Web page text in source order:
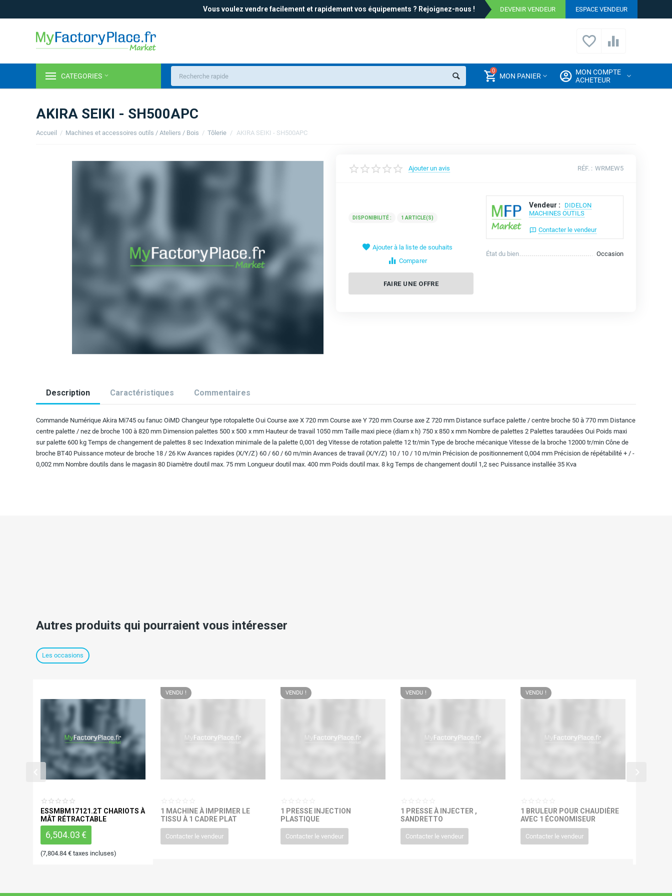
DEVENIR VENDEUR ESPACE VENDEUR
Vous voulez vendre facilement et rapidement vos équipements ? Rejoignez-nous !
CATEGORIES
MON COMPTE
ACHETEUR
0
MON PANIER
AKIRA SEIKI - SH500APC
Accueil / Machines et accessoires outils / Ateliers / Bois / Tôlerie / AKIRA SEIKI - SH500APC
Ajouter un avis RÉF. : WRMEW5
DISPONIBILITÉ : 1 ARTICLE(S)
Ajouter à la liste de souhaits
Comparer
FAIRE UNE OFFRE
Vendeur :
DIDELON
MACHINES OUTILS
Contacter le vendeur
État du bien Occasion
Description Caractéristiques Commentaires
Commande Numérique Akira Mi745 ou fanuc OiMD Changeur type rotopalette Oui Course axe X 720 mm Course axe Y 720 mm Course axe Z 720 mm Distance surface palette / centre broche 50 à 770 mm Distance
centre palette / nez de broche 100 à 820 mm Dimension palettes 500 x 500 x mm Hauteur de travail 1050 mm Taille maxi piece (diam x h) 750 x 850 x mm Nombre de palettes 2 Palettes taraudées Oui Poids maxi
sur palette 600 kg Temps de changement de palettes 8 sec Indexation minimale de la palette 0,001 deg Vitesse de rotation palette 12 tr/min Type de broche mécanique Vitesse de la broche 12000 tr/min Cône de
broche BT40 Puissance moteur de broche 18 / 26 Kw Avances rapides (X/Y/Z) 60 / 60 / 60 m/min Avances de travail (X/Y/Z) 10 / 10 / 10 m/min Précision de positionnement 0,004 mm Précision de répétabilité + / -
0,002 mm Nombre doutils dans le magasin 80 Diamètre doutil max. 75 mm Longueur doutil max. 400 mm Poids doutil max. 8 kg Temps de changement doutil 1,2 sec Puissance installée 35 Kva
Autres produits qui pourraient vous intéresser
Les occasions
ESSMBM17121.2T CHARIOTS À
MÂT RÉTRACTABLE
6,504.03€
(7,804.84 € taxes incluses)
VENDU !
1 MACHINE À IMPRIMER LE
TISSU À 1 CADRE PLAT
Contacter le vendeur
VENDU !
1 PRESSE INJECTION
PLASTIQUE
Contacter le vendeur
VENDU !
1 PRESSE À INJECTER ,
SANDRETTO
Contacter le vendeur
VENDU !
1 BRULEUR POUR CHAUDIÈRE
AVEC 1 ÉCONOMISEUR
Contacter le vendeur